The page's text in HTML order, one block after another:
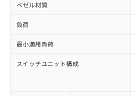
ベゼル材質
負荷
最小適用負荷
スイッチユニット構成